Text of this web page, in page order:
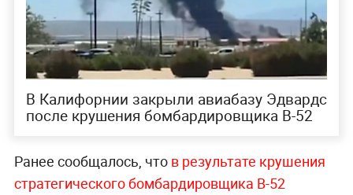
В Калифорнии закрыли авиабазу Эдвардс
после крушения бомбардировщика B-52
Ранее сообщалось, что в результате крушения
стратегического бомбардировщика B-52